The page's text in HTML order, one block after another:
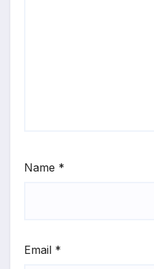
Name *
Email *